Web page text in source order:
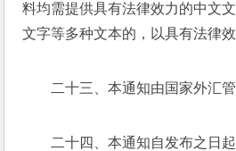
料均需提供具有法律效力的中文
文字等多种文本的，以具有法律
二十三、本通知由国家外汇
二十四、本通知自发布之日